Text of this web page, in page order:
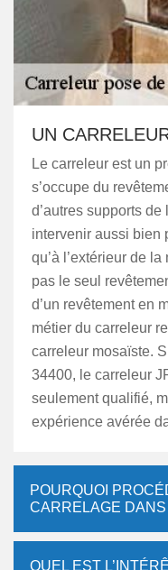
UN
Le carreleur est un
s’occupe du
d’autres supports
intervenir aussi bien
qu’à l’extérieur de
pas le seul
d’un revêtement en
métier du carreleur
carreleur mosaïste.
34400, le carreleur
seulement qualifié,
expérience avérée
POURQUOI
CARRELAGE
QUEL EST